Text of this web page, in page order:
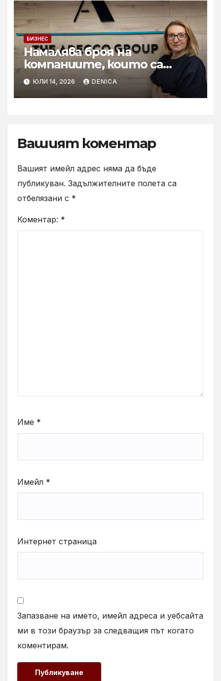
БИЗНЕС
Намалява броя на
компаниите, които са
готови за мащабното
внедряване на AI
ЮЛИ 14, 2026 DENICA
Вашият коментар
Вашият имейл адрес няма да бъде
публикуван. Задължителните полета са
отбелязани с *
Коментар: *
Име *
Имейл *
Интернет страница
Запазване на името, имейл адреса и уебсайта
ми в този браузър за следващия път когато
коментирам.